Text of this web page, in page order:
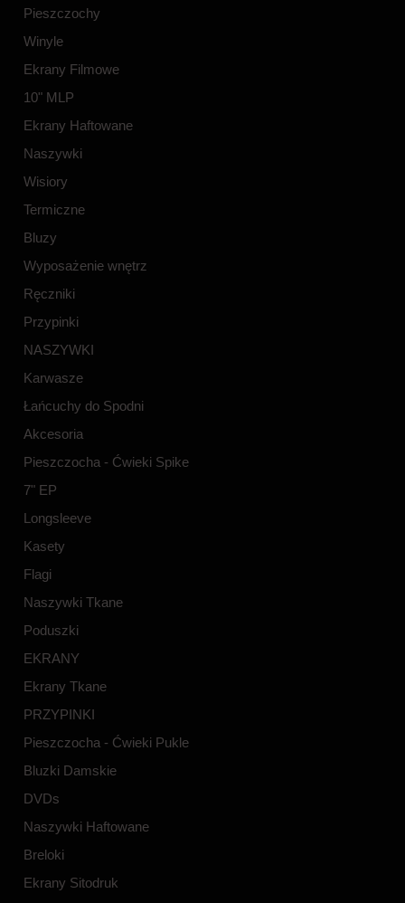
Pieszczochy
Winyle
Ekrany Filmowe
10" MLP
Ekrany Haftowane
Naszywki
Wisiory
Termiczne
Bluzy
Wyposażenie wnętrz
Ręczniki
Przypinki
NASZYWKI
Karwasze
Łańcuchy do Spodni
Akcesoria
Pieszczocha - Ćwieki Spike
7" EP
Longsleeve
Kasety
Flagi
Naszywki Tkane
Poduszki
EKRANY
Ekrany Tkane
PRZYPINKI
Pieszczocha - Ćwieki Pukle
Bluzki Damskie
DVDs
Naszywki Haftowane
Breloki
Ekrany Sitodruk